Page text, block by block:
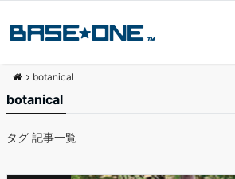
botanical
botanical
タグ 記事一覧